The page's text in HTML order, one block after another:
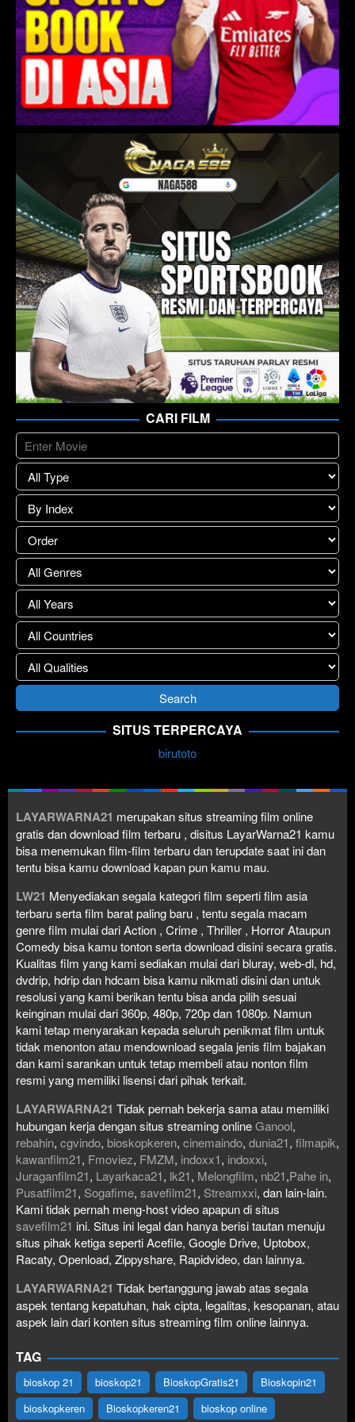
CARI FILM
SITUS TERPERCAYA
birutoto
LAYARWARNA21 merupakan situs streaming film online
gratis dan download film terbaru , disitus LayarWarna21 kamu
bisa menemukan film-film terbaru dan terupdate saat ini dan
tentu bisa kamu download kapan pun kamu mau.
LW21 Menyediakan segala kategori film seperti film asia
terbaru serta film barat paling baru , tentu segala macam
genre film mulai dari Action , Crime , Thriller , Horror Ataupun
Comedy bisa kamu tonton serta download disini secara gratis.
Kualitas film yang kami sediakan mulai dari bluray, web-dl, hd,
dvdrip, hdrip dan hdcam bisa kamu nikmati disini dan untuk
resolusi yang kami berikan tentu bisa anda pilih sesuai
keinginan mulai dari 360p, 480p, 720p dan 1080p. Namun
kami tetap menyarakan kepada seluruh penikmat film untuk
tidak menonton atau mendownload segala jenis film bajakan
dan kami sarankan untuk tetap membeli atau nonton film
resmi yang memiliki lisensi dari pihak terkait.
LAYARWARNA21 Tidak pernah bekerja sama atau memiliki
hubungan kerja dengan situs streaming onlineGanool,
rebahin, cgvindo, bioskopkeren, cinemaindo, dunia21, filmapik,
kawanfilm21, Fmoviez, FMZM, indoxx1, indoxxi,
Juraganfilm21, Layarkaca21, lk21, Melongfilm, nb21,Pahe in,
Pusatfilm21, Sogafime, savefilm21, Streamxxi, dan lain-lain.
Kami tidak pernah meng-host video apapun di situs
savefilm21 ini. Situs ini legal dan hanya berisi tautan menuju
situs pihak ketiga seperti Acefile, Google Drive, Uptobox,
Racaty, Openload, Zippyshare, Rapidvideo, dan lainnya.
LAYARWARNA21 Tidak bertanggung jawab atas segala
aspek tentang kepatuhan, hak cipta, legalitas, kesopanan, atau
aspek lain dari konten situs streaming film online lainnya.
TAG
bioskop 21 bioskop21 BioskopGratis21
Bioskopin21
bioskopkeren
Bioskopkeren21 bioskop online